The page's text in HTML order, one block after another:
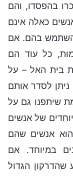
בהפסדו, והם
כאלה אינם
בהם. אם
כל עוד הם
בית האל – על
ניתן לסדר אותם
שיתפנו גם על
של אנשים
אנשים שהם
במיוחד. אם
שהדרקון הגדול